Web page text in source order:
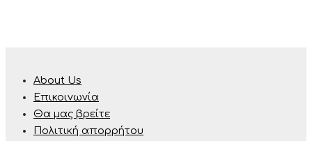
About Us
Επικοινωνία
Θα μας βρείτε
Πολιτική απορρήτου